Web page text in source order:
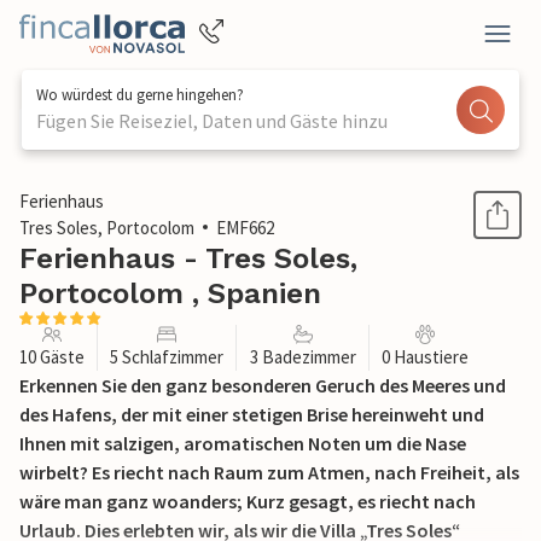
Wo würdest du gerne hingehen?
Fügen Sie Reiseziel, Daten und Gäste hinzu
1 / 47
Ferienhaus
Tres Soles, Portocolom
EMF662
Ferienhaus - Tres Soles,
Portocolom , Spanien
10 Gäste 5 Schlafzimmer 3 Badezimmer 0 Haustiere
Erkennen Sie den ganz besonderen Geruch des Meeres und
des Hafens, der mit einer stetigen Brise hereinweht und
Ihnen mit salzigen, aromatischen Noten um die Nase
wirbelt? Es riecht nach Raum zum Atmen, nach Freiheit, als
wäre man ganz woanders; Kurz gesagt, es riecht nach
Urlaub. Dies erlebten wir, als wir die Villa „Tres Soles“